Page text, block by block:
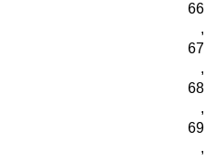
66
,
67
,
68
,
69
,